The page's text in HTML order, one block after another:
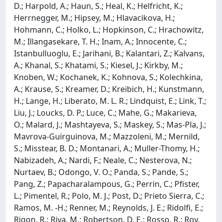
D.; Harpold, A.; Haun, S.; Heal, K.; Helfricht, K.;
Herrnegger, M.; Hipsey, M.; Hlavacikova, H.;
Hohmann, C.; Holko, L.; Hopkinson, C.; Hrachowitz,
M.; Illangasekare, T. H.; Inam, A.; Innocente, C.;
Istanbulluoglu, E.; Jarihani, B.; Kalantari, Z.; Kalvans,
A.; Khanal, S.; Khatami, S.; Kiesel, J.; Kirkby, M.;
Knoben, W.; Kochanek, K.; Kohnova, S.; Kolechkina,
A.; Krause, S.; Kreamer, D.; Kreibich, H.; Kunstmann,
H.; Lange, H.; Liberato, M. L. R.; Lindquist, E.; Link, T.;
Liu, J.; Loucks, D. P.; Luce, C.; Mahe, G.; Makarieva,
O.; Malard, J.; Mashtayeva, S.; Maskey, S.; Mas-Pla, J.;
Mavrova-Guirguinova, M.; Mazzoleni, M.; Mernild,
S.; Misstear, B. D.; Montanari, A.; Muller-Thomy, H.;
Nabizadeh, A.; Nardi, F.; Neale, C.; Nesterova, N.;
Nurtaev, B.; Odongo, V. O.; Panda, S.; Pande, S.;
Pang, Z.; Papacharalampous, G.; Perrin, C.; Pfister,
L.; Pimentel, R.; Polo, M. J.; Post, D.; Prieto Sierra, C.;
Ramos, M. -H.; Renner, M.; Reynolds, J. E.; Ridolfi, E.;
Rigon, R.; Riva, M.; Robertson, D. E.; Rosso, R.; Roy,